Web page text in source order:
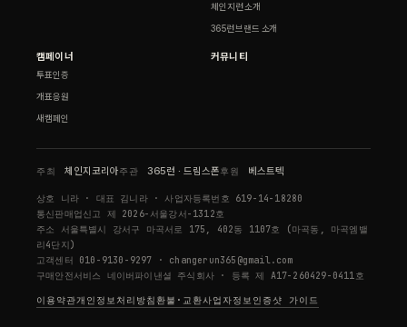
체인지런 소개
365런 브랜드 소개
캠페이너
투표인증
개표응원
새캠페인
커뮤니티
주최 체인지코리아주관 365런 · 드림스폰후원 베스트텍
상호 니라 · 대표 김니라· 사업자등록번호 619-14-18280
통신판매업신고 제 2026-서울강서-1312호
주소
서울특별시 강서구 마곡서로 175, 402동 1107호 (마곡동, 마곡엠밸
리4단지)
고객센터 010-9130-9297 · changerun365@gmail.com
구매안전서비스 네이버파이낸셜 주식회사 · 등록제 A17-260429-0411호
이용약관개인정보처리방침 환불·교환사업자정보 인증샷 가이드